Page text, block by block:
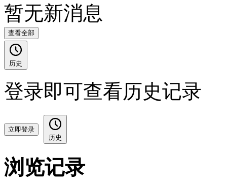
暂无新消息
查看全部
历史
登录即可查看历史记录
立即登录
历史
浏览记录